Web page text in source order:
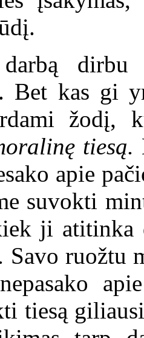
dirbu
Bet kas gi
žodį,
tiesą.
apie
suvokti
ji atitinka
Savo ruožtu
tiesą